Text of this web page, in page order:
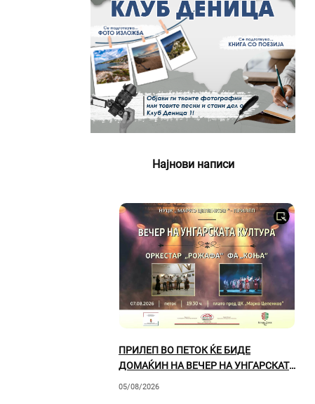
Најнови написи
ПРИЛЕП ВО ПЕТОК ЌЕ БИДЕ
ДОМАЌИН НА ВЕЧЕР НА УНГАРСКАТА
05/08/2026